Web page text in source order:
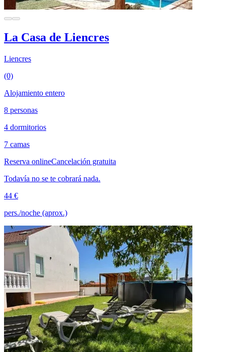
La Casa de Liencres
Liencres
(0)
Alojamiento entero
8 personas
4 dormitorios
7 camas
Reserva onlineCancelación gratuita
Todavía no se te cobrará nada.
44 €
pers./noche (aprox.)